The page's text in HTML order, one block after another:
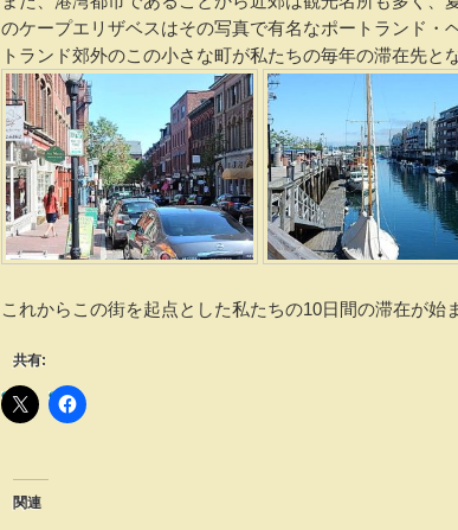
のケープエリザベスはその写真で有名なポートランド・
トランド郊外のこの小さな町が私たちの毎年の滞在先と
これからこの街を起点とした私たちの10日間の滞在が始
共有:
関連